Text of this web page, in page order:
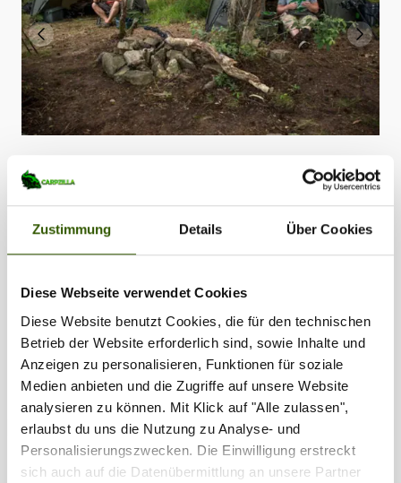
Zustimmung Details Über Cookies
Diese Webseite verwendet Cookies
Diese Website benutzt Cookies, die für den technischen
Betrieb der Website erforderlich sind, sowie Inhalte und
Anzeigen zu personalisieren, Funktionen für soziale
Medien anbieten und die Zugriffe auf unsere Website
analysieren zu können. Mit Klick auf "Alle zulassen",
erlaubst du uns die Nutzung zu Analyse- und
Personalisierungszwecken. Die Einwilligung erstreckt
sich auch auf die Datenübermittlung an unsere Partner
Paschmanns
•
Keep the Spirit - das TourTorial
•
Tour-Torial
Zilla vergeben